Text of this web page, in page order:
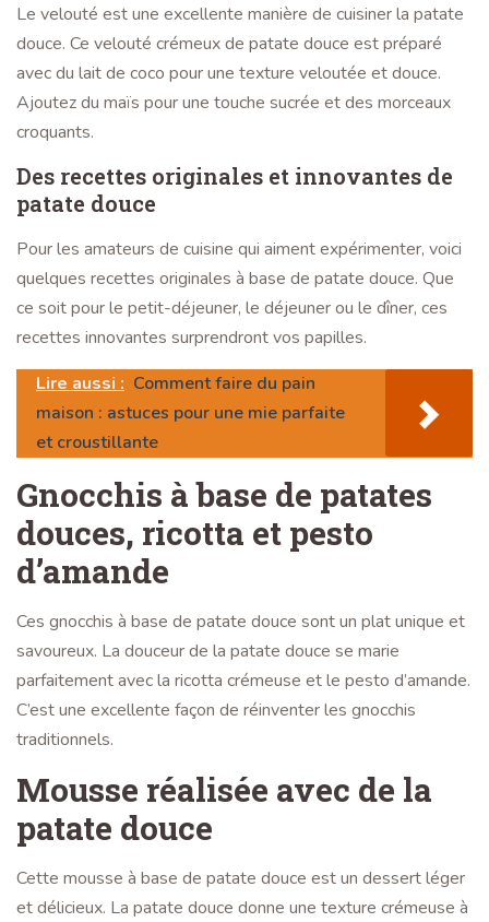
Le velouté est une excellente manière de cuisiner la patate
douce. Ce velouté crémeux de patate douce est préparé
avec du lait de coco pour une texture veloutée et douce.
Ajoutez du maïs pour une touche sucrée et des morceaux
croquants.
Des recettes originales et innovantes de
patate douce
Pour les amateurs de cuisine qui aiment expérimenter, voici
quelques recettes originales à base de patate douce. Que
ce soit pour le petit-déjeuner, le déjeuner ou le dîner, ces
recettes innovantes surprendront vos papilles.
Lire aussi : Comment faire du pain
maison : astuces pour une mie parfaite
et croustillante
Gnocchis à base de patates
douces, ricotta et pesto
d’amande
Ces gnocchis à base de patate douce sont un plat unique et
savoureux. La douceur de la patate douce se marie
parfaitement avec la ricotta crémeuse et le pesto d’amande.
C’est une excellente façon de réinventer les gnocchis
traditionnels.
Mousse réalisée avec de la
patate douce
Cette mousse à base de patate douce est un dessert léger
et délicieux. La patate douce donne une texture crémeuse à